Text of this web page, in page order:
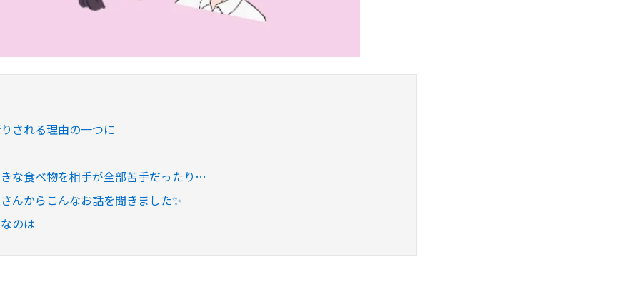
される理由の一つに
な食べ物を相手が全部苦手だったり…
んからこんなお話を聞きました✨
のは